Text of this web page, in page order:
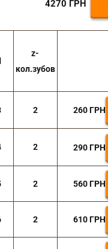
4270 ГРН
z-
кол.зубов
2 260ГРН
2 290ГРН
2 560ГРН
2 610ГРН